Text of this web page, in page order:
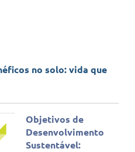
no solo: vida que
Objetivos de
Desenvolvimento
Sustentável: